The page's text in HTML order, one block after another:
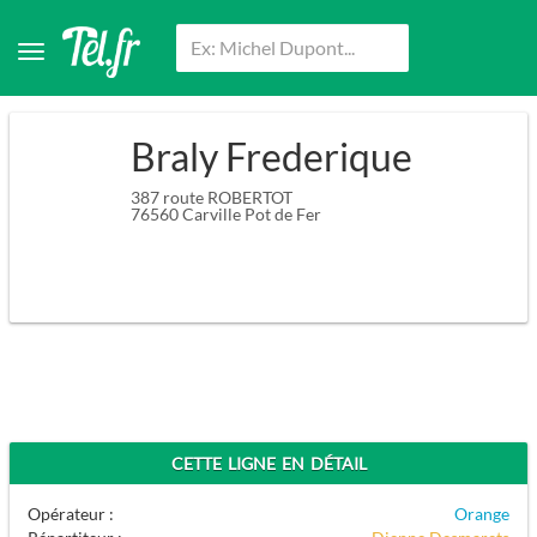
Braly Frederique
387 route ROBERTOT
76560Carville Pot de Fer
CETTE LIGNE EN DÉTAIL
Opérateur :
Orange